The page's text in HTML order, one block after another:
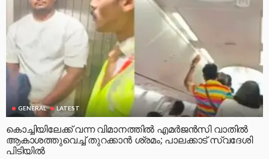
GENERAL LATEST
കൊച്ചിയിലേക്ക് വന്ന വിമാനത്തിൽ എമർജൻസി വാതിൽ
ആകാശത്തുവെച്ച് തുറക്കാൻ ശ്രമം; പാലക്കാട് സ്വദേശി
പിടിയിൽ